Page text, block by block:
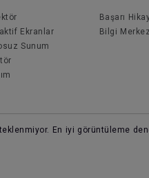
Ekranlar
Sunum
Başarı
Bilgi
En iyi görüntüleme